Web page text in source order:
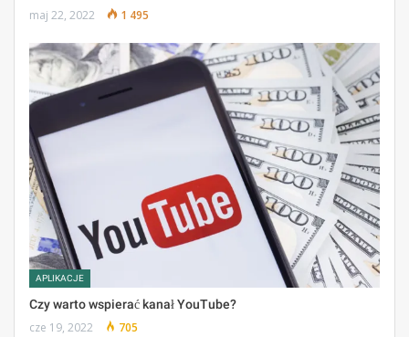
maj 22, 2022 1 495
APLIKACJE
Czy warto wspierać kanał YouTube?
cze 19, 2022 705